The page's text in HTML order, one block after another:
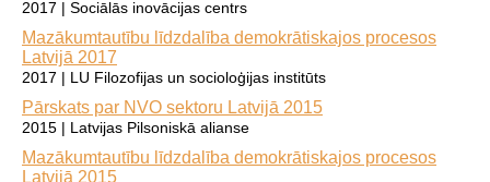
2017 | Sociālās inovācijas centrs
Mazākumtautību līdzdalība demokrātiskajos procesos
Latvijā 2017
2017 | LU Filozofijas un socioloģijas institūts
Pārskats par NVO sektoru Latvijā 2015
2015 | Latvijas Pilsoniskā alianse
Mazākumtautību līdzdalība demokrātiskajos procesos
Latvijā 2015